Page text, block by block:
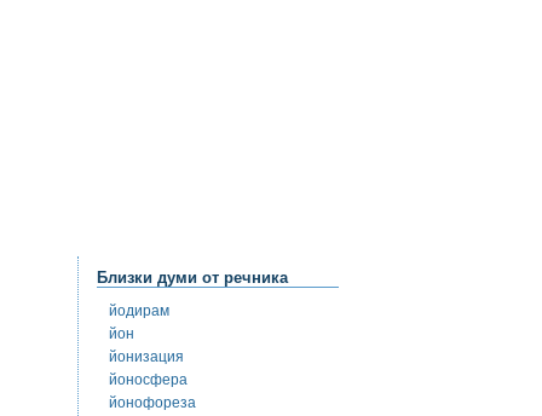
Близки думи от речника
йодирам
йон
йонизация
йоносфера
йонофореза